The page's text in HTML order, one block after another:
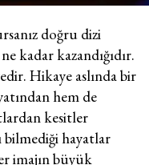
doğru dizi
kadar kazandığıdır.
Hikaye aslında bir
hem de
kesitler
bilmediği hayatlar
imajın büyük